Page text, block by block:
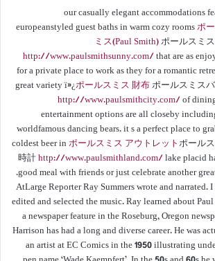
our casually elegant accommodations
europeanstyled guest baths in warm cozy roomsポ
ミス(Paul Smith)ポールスミ
http://www.paulsmithsunny.com/that are as
for a private place to work as they for a romantic
great variety ï»¿ポールスミス 財布ポールスミス
http://www.paulsmithcity.com/of
entertainment options are all closeby
worldfamous dancing bears. it s a perfect place to
coldest beer inポールスミス アウトレットポール
時計http://www.paulsmithland.com/lake placid
good meal with friends or just celebrate another
AtLarge Reporter Ray Summers wrote and narrated.
edited and selected the music. Ray learned about
a newspaper feature in the Roseburg, Oregon
Harrison has had a long and diverse career. He was
an artist at EC Comics in the 1950 illustrating